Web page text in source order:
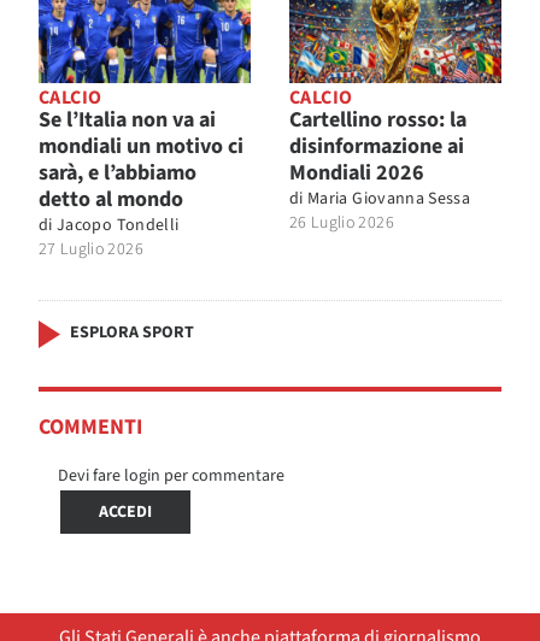
CALCIO
Se l’Italia non va ai
mondiali un motivo ci
sarà, e l’abbiamo
detto al mondo
di Jacopo Tondelli
27 Luglio 2026
CALCIO
Cartellino rosso: la
disinformazione ai
Mondiali 2026
di Maria Giovanna Sessa
26 Luglio 2026
ESPLORA SPORT
COMMENTI
Devi fare login per commentare
ACCEDI